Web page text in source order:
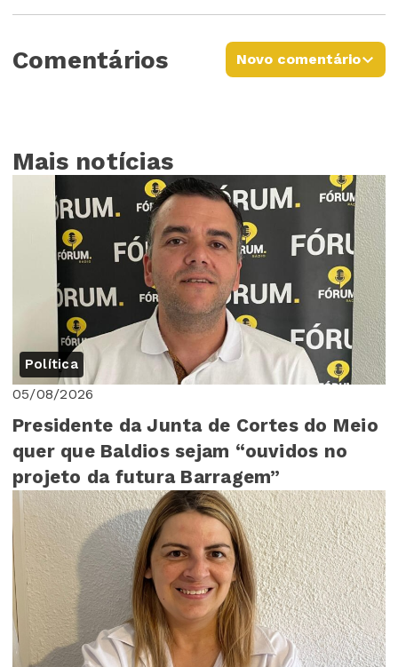
Comentários Novo comentário
Mais notícias
Política
05/08/2026
Presidente da Junta de Cortes do Meio
quer que Baldios sejam “ouvidos no
projeto da futura Barragem”